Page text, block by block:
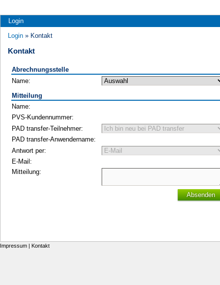
Login
Login » Kontakt
Kontakt
Abrechnungsstelle
Name:
Mitteilung
Name:
PVS-Kundennummer:
PAD transfer-Teilnehmer:
PAD transfer-Anwendername:
Antwort per:
E-Mail:
Mitteilung:
Absenden
Impressum | Kontakt